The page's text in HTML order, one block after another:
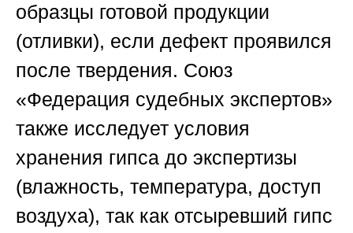
образцы готовой продукции
(отливки), если дефект проявился
после твердения. Союз
«Федерация судебных экспертов»
также исследует условия
хранения гипса до экспертизы
(влажность, температура, доступ
воздуха), так как отсыревший гипс